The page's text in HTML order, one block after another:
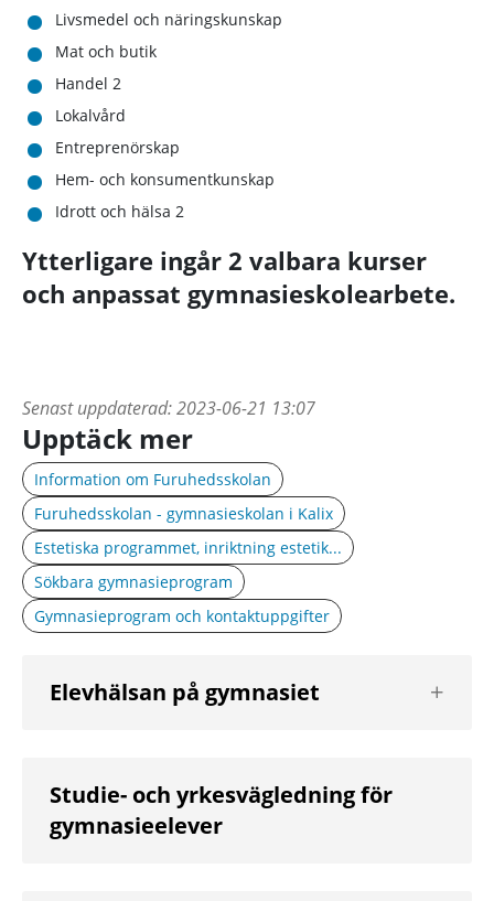
Livsmedel och näringskunskap
Mat och butik
Handel 2
Lokalvård
Entreprenörskap
Hem- och konsumentkunskap
Idrott och hälsa 2
Ytterligare ingår 2 valbara kurser
och anpassat gymnasieskolearbete.
Senast uppdaterad:2023-06-21 13:07
Upptäck mer
Information om Furuhedsskolan
Furuhedsskolan - gymnasieskolan i Kalix
Estetiska programmet, inriktning estetik...
Sökbara gymnasieprogram
Gymnasieprogram och kontaktuppgifter
Elevhälsan på gymnasiet
nästa
Studie- och yrkesvägledning för
gymnasieelever